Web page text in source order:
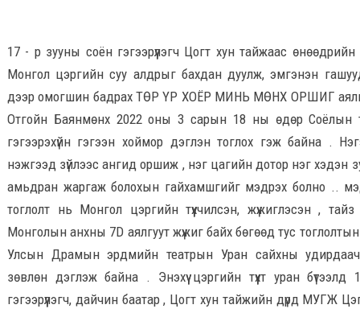
17 - р зууны соён гэгээрүүлэгч Цогт хун тайжаас өнөөдрийн
Монгол цэргийн суу алдрыг бахдан дуулж, эмгэнэн
дээр омогшин бадрах ТӨР ҮР ХОЁР МИНЬ МӨНХ ОРШИГ
Отгойн Баянмөнх 2022 оны 3 сарын 18 ны өдөр Соёлын
гэгээрэхүйн гэгээн хоймор дэглэн тоглох гэж байна .
нэжгээд зүйлээс ангид оршиж , нэг цагийн дотор нэг хэдэн
амьдран жаргаж болохын гайхамшгийг мэдрэх болно ..
тоглолт нь Монгол цэргийн түүхчилсэн, жүжиглэсэн ,
Монголын анхны 7D аялгуут жүжиг байх бөгөөд тус
Улсын Драмын эрдмийн театрын Уран сайхны
зөвлөн дэглэж байна . Энэхүү цэргийн түүхт уран
гэгээрүүлэгч, дайчин баатар , Цогт хун тайжийн дүрд МУГЖ